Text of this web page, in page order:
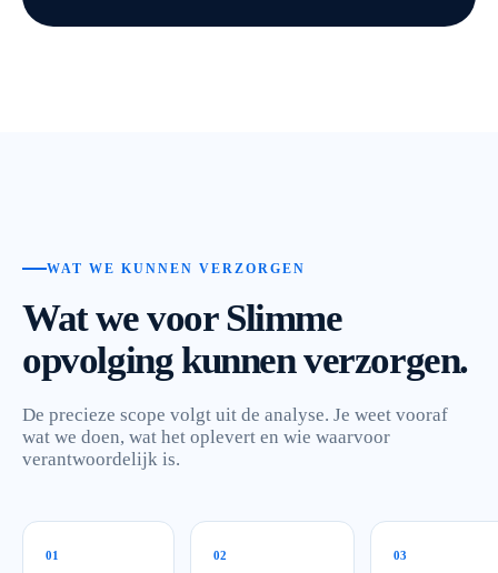
WAT WE KUNNEN VERZORGEN
Wat we voor Slimme
opvolging kunnen verzorgen.
De precieze scope volgt uit de analyse. Je weet vooraf
wat we doen, wat het oplevert en wie waarvoor
verantwoordelijk is.
01 02 03